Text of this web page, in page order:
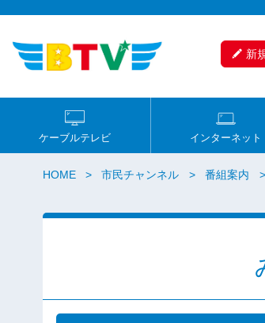
新
ケーブルテレビ インターネット
HOME 市民チャンネル 番組案内